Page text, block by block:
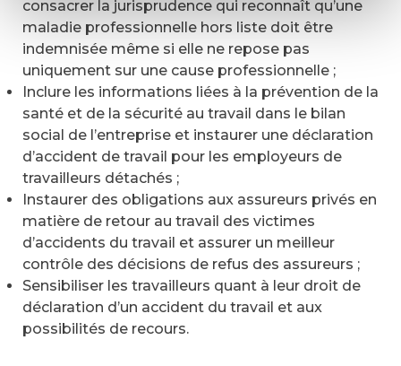
consacrer la jurisprudence qui reconnaît qu’une
maladie professionnelle hors liste doit être
indemnisée même si elle ne repose pas
uniquement sur une cause professionnelle ;
Inclure les informations liées à la prévention de la
santé et de la sécurité au travail dans le bilan
social de l’entreprise et instaurer une déclaration
d’accident de travail pour les employeurs de
travailleurs détachés ;
Instaurer des obligations aux assureurs privés en
matière de retour au travail des victimes
d’accidents du travail et assurer un meilleur
contrôle des décisions de refus des assureurs ;
Sensibiliser les travailleurs quant à leur droit de
déclaration d’un accident du travail et aux
possibilités de recours.